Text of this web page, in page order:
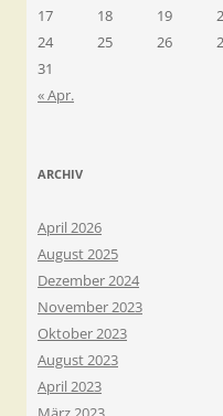
17
18 19
24
25 26
31
« Apr.
ARCHIV
April 2026
August 2025
Dezember 2024
November 2023
Oktober 2023
August 2023
April 2023